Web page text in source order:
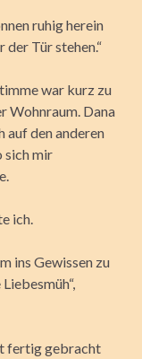
ruhig herein
der Tür stehen.“
war kurz zu
Wohnraum. Dana
auf den anderen
sich mir
ich.
ins Gewissen zu
fertig gebracht